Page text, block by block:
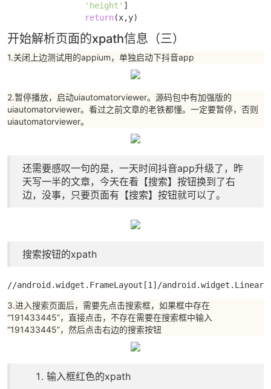
'height' ]
return(x,y)
开始解析页面的xpath信息（三）
1.关闭上边测试用的appium，单独启动下抖音app
2.暂停播放，启动uiautomatorviewer。源码包中有加强版的
uiautomatorviewer。看过之前文章的老铁都懂。一定要暂停，否则
uiautomatorviewer。
还需要感叹一句的是，一天时间抖音app升级了，昨
天写一半的文章，今天在看【搜索】按钮换到了右
边，没事，只要页面有【搜索】按钮就可以了。
搜索按钮的xpath
//android.widget.FrameLayout[1]/
3.进入搜索页面后，需要先点击搜索框，如果框中存在
“191433445”，直接点击，不存在需要在搜索框中输入
“191433445”，然后点击右边的搜索按钮
输入框红色的xpath